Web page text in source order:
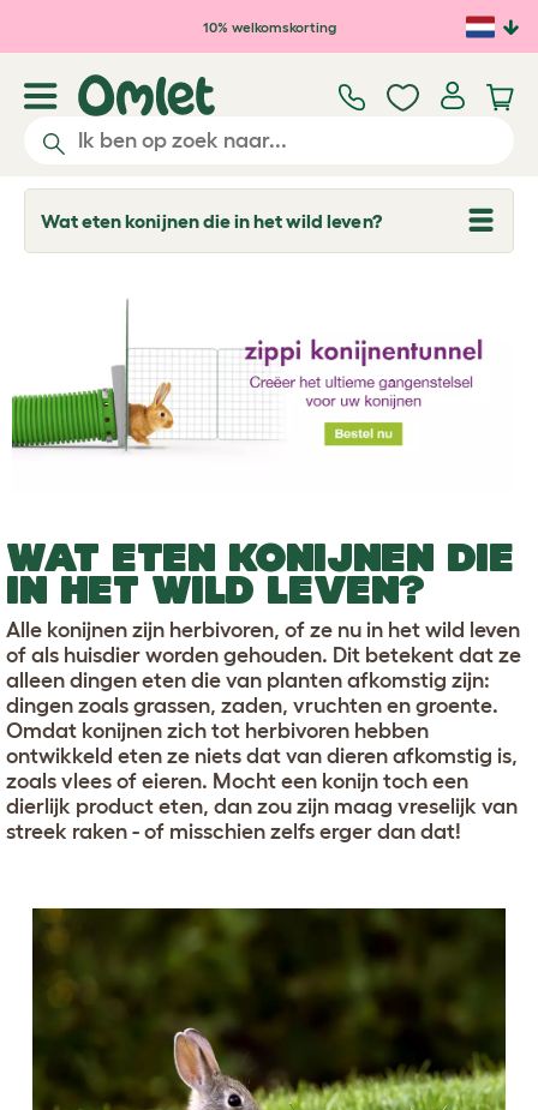
Ga naar de hoofdinhoud
10% welkomskorting
Wat eten konijnen die in het wild leven?
T
o
p
d
o
WAT ETEN KONIJNEN DIE
IN HET WILD LEVEN?
Alle konijnen zijn herbivoren, of ze nu in het wild leven
of als huisdier worden gehouden. Dit betekent dat ze
alleen dingen eten die van planten afkomstig zijn:
dingen zoals grassen, zaden, vruchten en groente.
Omdat konijnen zich tot herbivoren hebben
ontwikkeld eten ze niets dat van dieren afkomstig is,
zoals vlees of eieren. Mocht een konijn toch een
dierlijk product eten, dan zou zijn maag vreselijk van
streek raken - of misschien zelfs erger dan dat!